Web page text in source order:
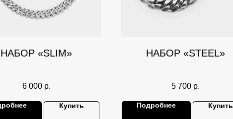
НАБОР «SLIM»
6 000 р.
Купить
НАБОР «STEEL»
5 700 р.
Подробнее Купить